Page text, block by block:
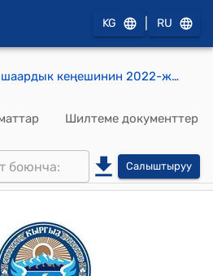
KG RU
Раззаков шаардык кеңешинин 2022-жылдын 2-декабрындагы № 5 "Раззаков шаарынын мэриясынын кош каржылоонун негизинде ишке ашырылуучу артыкчылыктуу долбоорлордун тизмегин бекитип берүү жөнүндө" токтому
Шилтеме документтер
Салыштыруу